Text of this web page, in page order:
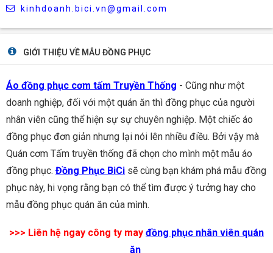
kinhdoanh.bici.vn@gmail.com
GIỚI THIỆU VỀ MẪU ĐỒNG PHỤC
Áo đồng phục cơm tấm Truyền Thống - Cũng như một
doanh nghiệp, đối với một quán ăn thì đồng phục của người
nhân viên cũng thể hiện sự sự chuyên nghiệp. Một chiếc áo
đồng phục đơn giản nhưng lại nói lên nhiều điều. Bởi vậy mà
Quán cơm Tấm truyền thống đã chọn cho mình một mẫu áo
đồng phục. Đồng Phục BiCi sẽ cùng bạn khám phá mẫu đồng
phục này, hi vọng rằng bạn có thể tìm được ý tưởng hay cho
mẫu đồng phục quán ăn của mình.
>>> Liên hệ ngay công ty may đồng phục nhân viên quán
ăn